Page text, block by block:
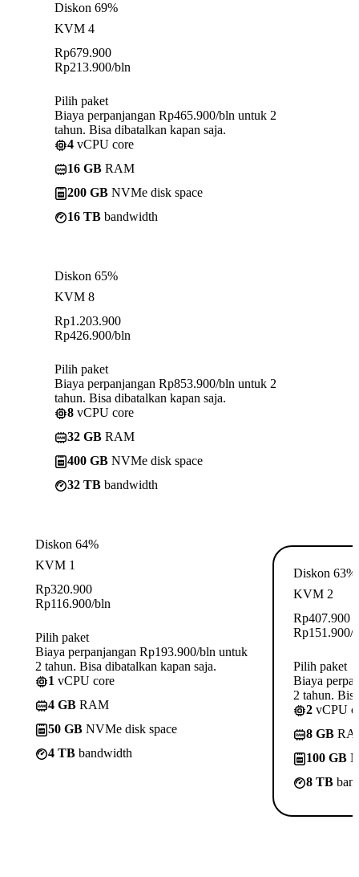
Diskon 69%
KVM 4
Rp679.900
Rp213.900/bln
Pilih paket
Biaya perpanjangan Rp465.900/bln untuk 2
tahun. Bisa dibatalkan kapan saja.
4 vCPU core
16 GB RAM
200 GB NVMe disk space
16 TB bandwidth
Diskon 65%
KVM 8
Rp1.203.900
Rp426.900/bln
Pilih paket
Biaya perpanjangan Rp853.900/bln untuk 2
tahun. Bisa dibatalkan kapan saja.
8 vCPU core
32 GB RAM
400 GB NVMe disk space
32 TB bandwidth
Diskon 64%
KVM 1
Rp320.900
Rp116.900/bln
Pilih paket
Biaya perpanjangan Rp193.900/bln untuk
2 tahun. Bisa dibatalkan kapan saja.
1 vCPU core
4 GB RAM
50 GB NVMe disk space
4 TB bandwidth
Diskon 63%
KVM 2
Rp407.900
Rp151.900/
Pilih paket
Biaya
2 tahun.
2 vCPU
8 GB
100 GB
8 TB